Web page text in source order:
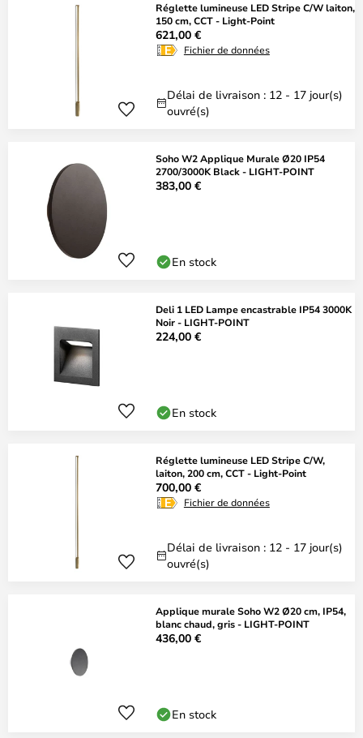
Réglette lumineuse LED Stripe C/W laiton,
150 cm, CCT - Light-Point
621,00 €
Fichier de données
Délai de livraison : 12 - 17 jour(s)
ouvré(s)
Soho W2 Applique Murale Ø20 IP54
2700/3000K Black - LIGHT-POINT
383,00 €
En stock
Deli 1 LED Lampe encastrable IP54 3000K
Noir - LIGHT-POINT
224,00 €
En stock
Réglette lumineuse LED Stripe C/W,
laiton, 200 cm, CCT - Light-Point
700,00 €
Fichier de données
Délai de livraison : 12 - 17 jour(s)
ouvré(s)
Applique murale Soho W2 Ø20 cm, IP54,
blanc chaud, gris - LIGHT-POINT
436,00 €
En stock